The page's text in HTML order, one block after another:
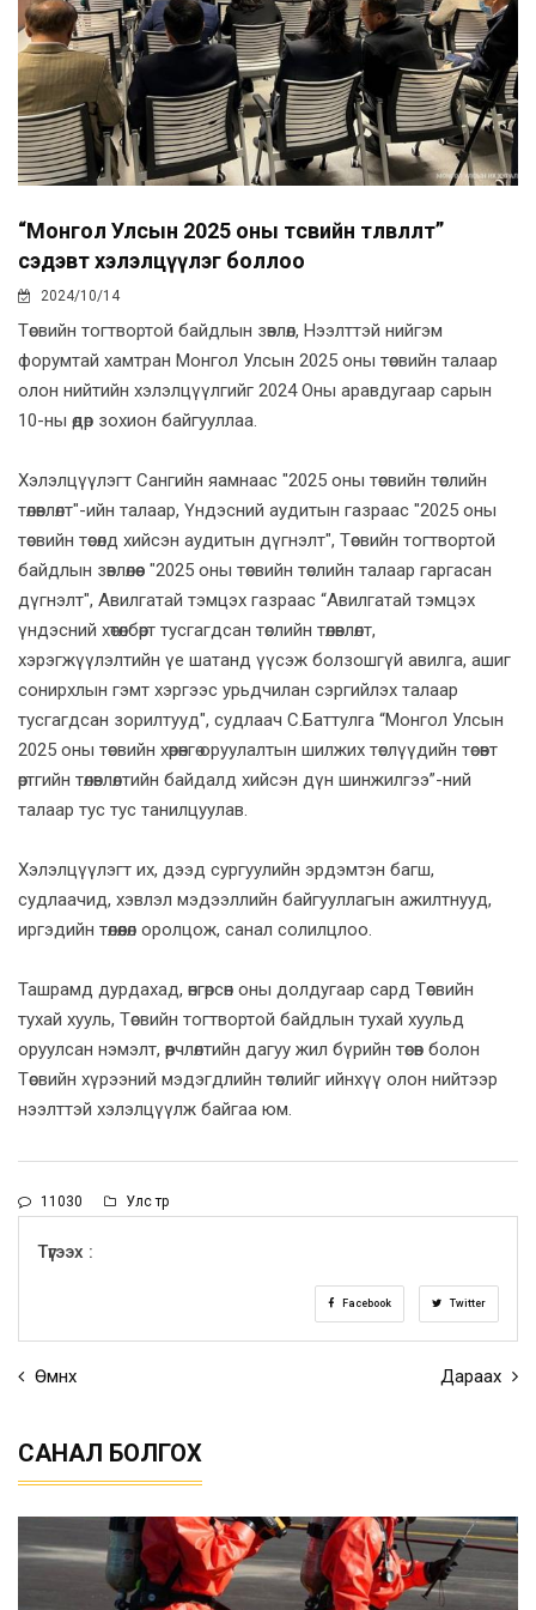
“Монгол Улсын 2025 оны төсвийн төлөвлөлт”
сэдэвт хэлэлцүүлэг боллоо
2024/10/14
Төсвийн тогтвортой байдлын зөвлөл, Нээлттэй нийгэм
форумтай хамтран Монгол Улсын 2025 оны төсвийн талаар
олон нийтийн хэлэлцүүлгийг 2024 Оны аравдугаар сарын
10-ны өдөр зохион байгууллаа.
Хэлэлцүүлэгт Сангийн яамнаас "2025 оны төсвийн төслийн
төлөвлөлт"-ийн талаар, Үндэсний аудитын газраас "2025 оны
төсвийн төсөлд хийсэн аудитын дүгнэлт", Төсвийн тогтвортой
байдлын зөвлөлөөс "2025 оны төсвийн төслийн талаар гаргасан
дүгнэлт", Авилгатай тэмцэх газраас “Авилгатай тэмцэх
үндэсний хөтөлбөрт тусгагдсан төслийн төлөвлөлт,
хэрэгжүүлэлтийн үе шатанд үүсэж болзошгүй авилга, ашиг
сонирхлын гэмт хэргээс урьдчилан сэргийлэх талаар
тусгагдсан зорилтууд", судлаач С.Баттулга “Монгол Улсын
2025 оны төсвийн хөрөнгө оруулалтын шилжих төслүүдийн төсөвт
өртгийн төлөвлөлтийн байдалд хийсэн дүн шинжилгээ”-ний
талаар тус тус танилцуулав.
Хэлэлцүүлэгт их, дээд сургуулийн эрдэмтэн багш,
судлаачид, хэвлэл мэдээллийн байгууллагын ажилтнууд,
иргэдийн төлөөлөл оролцож, санал солилцлоо.
Ташрамд дурдахад, өнгөрсөн оны долдугаар сард Төсвийн
тухай хууль, Төсвийн тогтвортой байдлын тухай хуульд
оруулсан нэмэлт, өөрчлөлтийн дагуу жил бүрийн төсөв болон
Төсвийн хүрээний мэдэгдлийн төслийг ийнхүү олон нийтээр
нээлттэй хэлэлцүүлж байгаа юм.
11030 Улс төр
Түгээх :
Facebook Twitter
Өмнөх Дараах
САНАЛ БОЛГОХ